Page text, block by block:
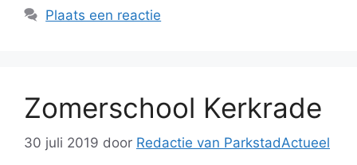
Plaats een reactie
Zomerschool Kerkrade
30 juli 2019 door Redactie van ParkstadActueel